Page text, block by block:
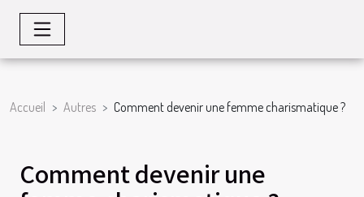
Accueil Autres Comment devenir une femme charismatique ?
Comment devenir une